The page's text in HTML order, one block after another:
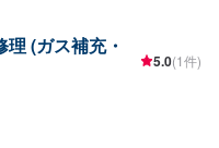
(ガス補充・
5.0(1件)